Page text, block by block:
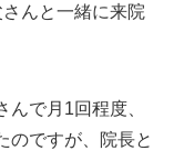
んと一緒に来院
で月1回程度、
のですが、院長と